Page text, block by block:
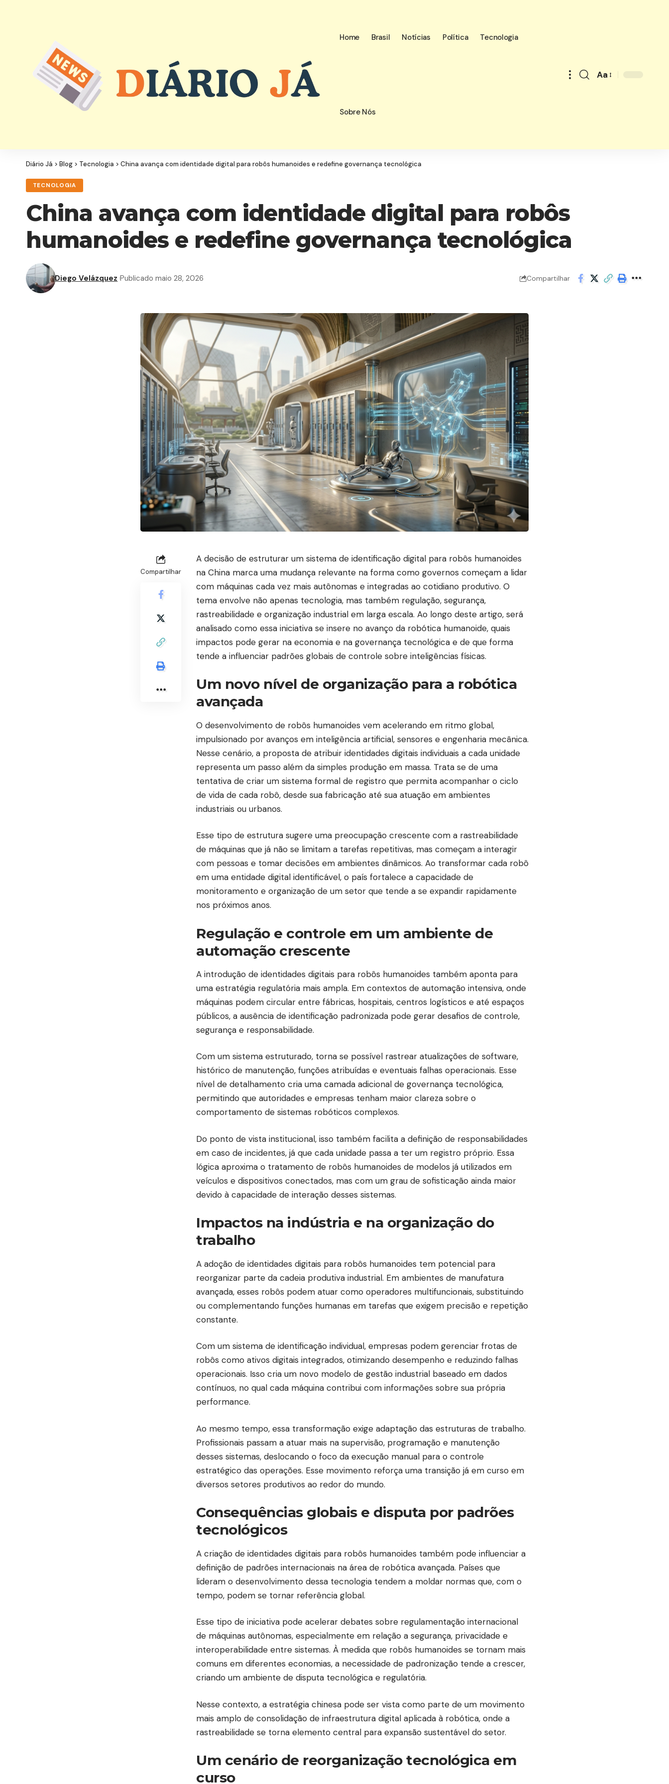
Home Brasil Notícias Política Tecnologia
Sobre Nós
Font
Aa
Diário Já > Blog > Tecnologia > China avança com identidade digital para robôs humanoides e redefine governança tecnológica
TECNOLOGIA
China avança com identidade digital para robôs
humanoides e redefine governança tecnológica
Diego Velázquez Publicado maio 28, 2026 Compartilhar
Compartilhar
A decisão de estruturar um sistema de identificação digital para robôs humanoides
na China marca uma mudança relevante na forma como governos começam a lidar
com máquinas cada vez mais autônomas e integradas ao cotidiano produtivo. O
tema envolve não apenas tecnologia, mas também regulação, segurança,
rastreabilidade e organização industrial em larga escala. Ao longo deste artigo, será
analisado como essa iniciativa se insere no avanço da robótica humanoide, quais
impactos pode gerar na economia e na governança tecnológica e de que forma
tende a influenciar padrões globais de controle sobre inteligências físicas.
Um novo nível de organização para a robótica
avançada
O desenvolvimento de robôs humanoides vem acelerando em ritmo global,
impulsionado por avanços em inteligência artificial, sensores e engenharia mecânica.
Nesse cenário, a proposta de atribuir identidades digitais individuais a cada unidade
representa um passo além da simples produção em massa. Trata se de uma
tentativa de criar um sistema formal de registro que permita acompanhar o ciclo
de vida de cada robô, desde sua fabricação até sua atuação em ambientes
industriais ou urbanos.
Esse tipo de estrutura sugere uma preocupação crescente com a rastreabilidade
de máquinas que já não se limitam a tarefas repetitivas, mas começam a interagir
com pessoas e tomar decisões em ambientes dinâmicos. Ao transformar cada robô
em uma entidade digital identificável, o país fortalece a capacidade de
monitoramento e organização de um setor que tende a se expandir rapidamente
nos próximos anos.
Regulação e controle em um ambiente de
automação crescente
A introdução de identidades digitais para robôs humanoides também aponta para
uma estratégia regulatória mais ampla. Em contextos de automação intensiva, onde
máquinas podem circular entre fábricas, hospitais, centros logísticos e até espaços
públicos, a ausência de identificação padronizada pode gerar desafios de controle,
segurança e responsabilidade.
Com um sistema estruturado, torna se possível rastrear atualizações de software,
histórico de manutenção, funções atribuídas e eventuais falhas operacionais. Esse
nível de detalhamento cria uma camada adicional de governança tecnológica,
permitindo que autoridades e empresas tenham maior clareza sobre o
comportamento de sistemas robóticos complexos.
Do ponto de vista institucional, isso também facilita a definição de responsabilidades
em caso de incidentes, já que cada unidade passa a ter um registro próprio. Essa
lógica aproxima o tratamento de robôs humanoides de modelos já utilizados em
veículos e dispositivos conectados, mas com um grau de sofisticação ainda maior
devido à capacidade de interação desses sistemas.
Impactos na indústria e na organização do
trabalho
A adoção de identidades digitais para robôs humanoides tem potencial para
reorganizar parte da cadeia produtiva industrial. Em ambientes de manufatura
avançada, esses robôs podem atuar como operadores multifuncionais, substituindo
ou complementando funções humanas em tarefas que exigem precisão e repetição
constante.
Com um sistema de identificação individual, empresas podem gerenciar frotas de
robôs como ativos digitais integrados, otimizando desempenho e reduzindo falhas
operacionais. Isso cria um novo modelo de gestão industrial baseado em dados
contínuos, no qual cada máquina contribui com informações sobre sua própria
performance.
Ao mesmo tempo, essa transformação exige adaptação das estruturas de trabalho.
Profissionais passam a atuar mais na supervisão, programação e manutenção
desses sistemas, deslocando o foco da execução manual para o controle
estratégico das operações. Esse movimento reforça uma transição já em curso em
diversos setores produtivos ao redor do mundo.
Consequências globais e disputa por padrões
tecnológicos
A criação de identidades digitais para robôs humanoides também pode influenciar a
definição de padrões internacionais na área de robótica avançada. Países que
lideram o desenvolvimento dessa tecnologia tendem a moldar normas que, com o
tempo, podem se tornar referência global.
Esse tipo de iniciativa pode acelerar debates sobre regulamentação internacional
de máquinas autônomas, especialmente em relação a segurança, privacidade e
interoperabilidade entre sistemas. À medida que robôs humanoides se tornam mais
comuns em diferentes economias, a necessidade de padronização tende a crescer,
criando um ambiente de disputa tecnológica e regulatória.
Nesse contexto, a estratégia chinesa pode ser vista como parte de um movimento
mais amplo de consolidação de infraestrutura digital aplicada à robótica, onde a
rastreabilidade se torna elemento central para expansão sustentável do setor.
Um cenário de reorganização tecnológica em
curso